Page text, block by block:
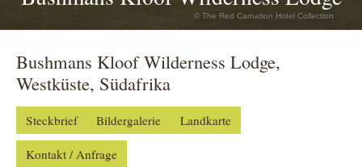
© The Red Carnation Hotel Collection
Bushmans Kloof Wilderness Lodge,
Westküste, Südafrika
Steckbrief Bildergalerie Landkarte
Kontakt / Anfrage